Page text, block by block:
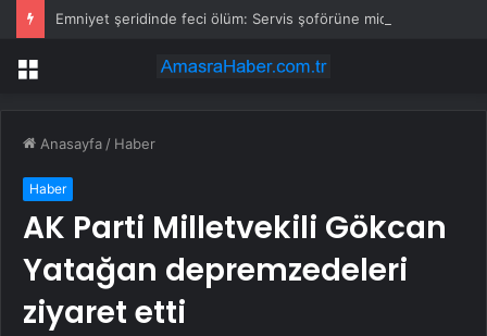
Menü
Anasayfa / Haber
Haber
AK Parti Milletvekili Gökcan
Yatağan depremzedeleri
ziyaret etti